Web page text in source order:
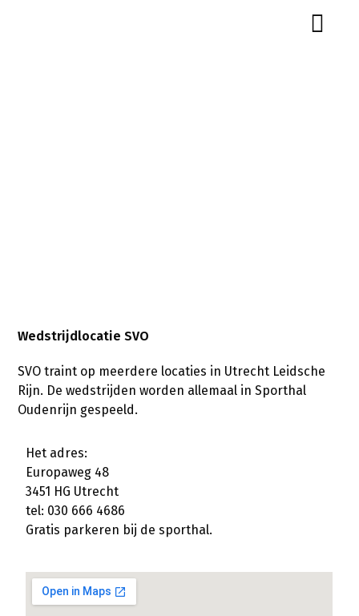
Wedstrijdlocatie SVO
SVO traint op meerdere locaties in Utrecht Leidsche
Rijn. De wedstrijden worden allemaal in Sporthal
Oudenrijn gespeeld.
Het adres:
Europaweg 48
3451 HG Utrecht
tel: 030 666 4686
Gratis parkeren bij de sporthal.